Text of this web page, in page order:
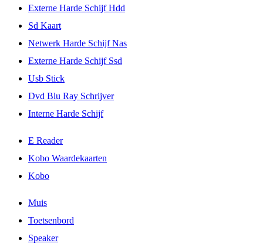
Externe Harde Schijf Hdd
Sd Kaart
Netwerk Harde Schijf Nas
Externe Harde Schijf Ssd
Usb Stick
Dvd Blu Ray Schrijver
Interne Harde Schijf
E Reader
Kobo Waardekaarten
Kobo
Muis
Toetsenbord
Speaker